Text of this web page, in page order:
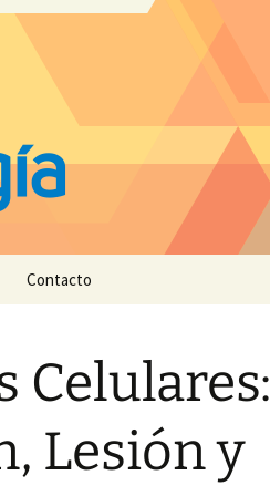
Contacto
Celulares:
Lesión y